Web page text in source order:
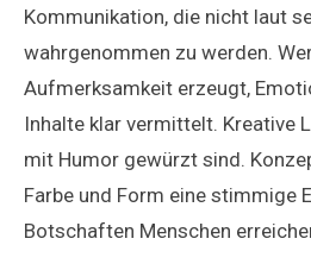
Kommunikation, die nicht laut
wahrgenommen zu werden.
Aufmerksamkeit erzeugt,
Inhalte klar vermittelt. Kreative
mit Humor gewürzt sind.
Farbe und Form eine stimmige
Botschaften Menschen